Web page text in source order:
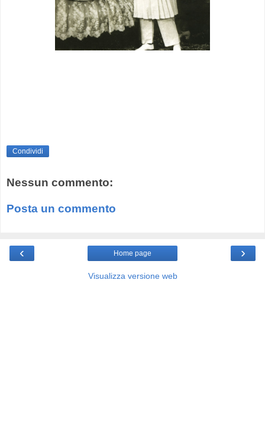
Condividi
Nessun commento:
Posta un commento
‹ ›
Home page
Visualizza versione web